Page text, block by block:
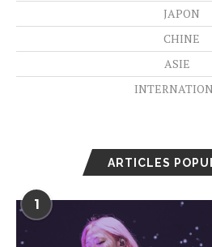
JAPON
CHINE
ASIE
ARTICLES
1